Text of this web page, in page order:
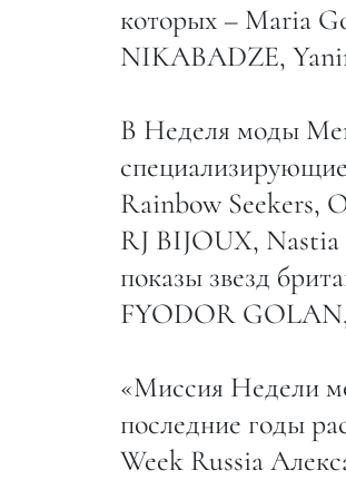
которых – Maria
NIKABADZE,
В Неделя моды
Rainbow Seekers,
RJ BIJOUX,
показы звезд
FYODOR
«Миссия Недели
последние годы
Week Russia